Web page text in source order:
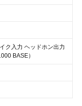
ク入力 ヘッドホン出力
BASE）